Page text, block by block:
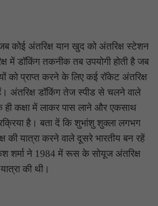
कोई अंतरिक्ष यान खुद को अंतरिक्ष स्टेशन
में डॉकिंग तकनीक तब उपयोगी होती है जब
को प्राप्त करने के लिए कई रॉकेट अंतरिक्ष
अंतरिक्ष डॉकिंग तेज स्पीड से चलने वाले
ही कक्षा में लाकर पास लाने और एकसाथ
है। बता दें कि शुभांशु शुक्ला लगभग
की यात्रा करने वाले दूसरे भारतीय बन रहें
शर्मा ने 1984 में रूस के सोयूज अंतरिक्ष
की थी।